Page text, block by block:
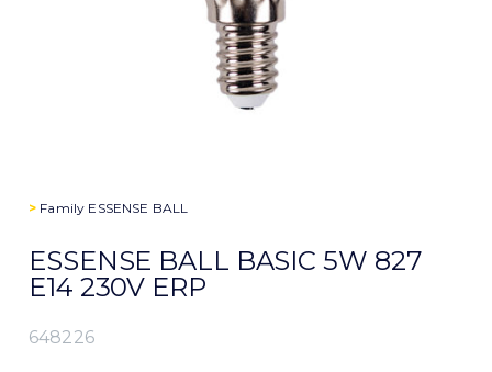
> Family ESSENSE BALL
ESSENSE BALL BASIC 5W 827
E14 230V ERP
648226